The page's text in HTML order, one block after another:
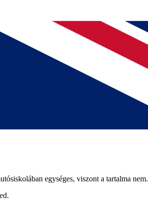
egységes, viszont a tartalma nem.